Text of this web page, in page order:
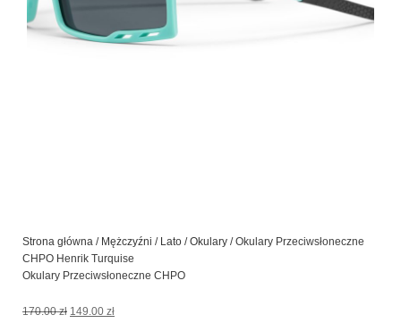
Strona główna / Mężczyźni / Lato /Okulary / Okulary Przeciwsłoneczne
CHPO Henrik Turquise
Okulary Przeciwsłoneczne CHPO
170.00zł Pierwotna
149.00 złAktualna